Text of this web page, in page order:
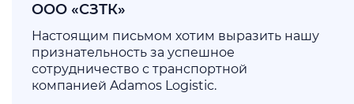
ООО «СЗТК»
Настоящим письмом хотим выразить нашу
признательность за успешное
сотрудничество с транспортной
компанией Adamos Logistic.